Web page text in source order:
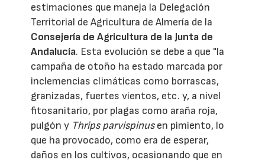
estimaciones que maneja la Delegación
Territorial de Agricultura de Almería de la
Consejería de Agricultura de la Junta de
Andalucía. Esta evolución se debe a que "la
campaña de otoño ha estado marcada por
inclemencias climáticas como borrascas,
granizadas, fuertes vientos, etc. y, a nivel
fitosanitario, por plagas como araña roja,
pulgón y Thrips parvispinusen pimiento, lo
que ha provocado, como era de esperar,
daños en los cultivos, ocasionando que en